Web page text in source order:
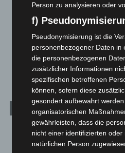
Leserbriefe
Menschen
Über uns
Veranstaltungen
August 2026
(14)
Juli 2026(73)
Person zu analysieren oder
f)
Pseudonymisierung ist die
personenbezogener Daten in
die personenbezogenen
zusätzlicher Informationen
spezifischen betroffenen
können, sofern diese
gesondert aufbewahrt
organisatorischen
gewährleisten, dass die
nicht einer identifizierten oder
natürlichen Person